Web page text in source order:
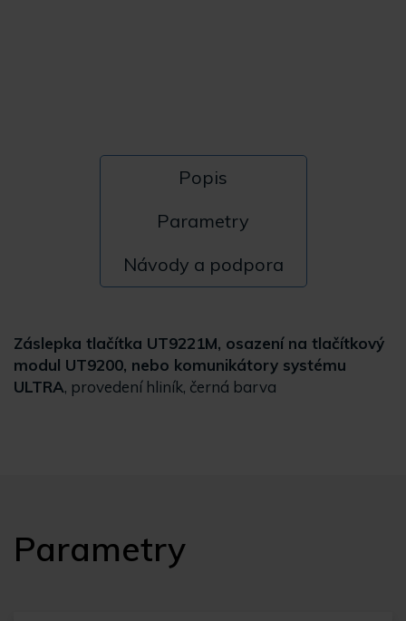
Popis
Parametry
Návody a podpora
Záslepka tlačítka UT9221M, osazení na tlačítkový
modul UT9200, nebo komunikátory systému
ULTRA, provedení hliník, černá barva
Parametry